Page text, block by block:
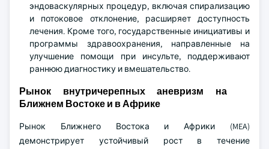
эндоваскулярных процедур, включая спирализацию
и потоковое отклонение, расширяет доступность
лечения. Кроме того, государственные инициативы и
программы здравоохранения, направленные на
улучшение помощи при инсульте, поддерживают
раннюю диагностику и вмешательство.
Рынок внутричерепных аневризм на
Ближнем Востоке и в Африке
Рынок Ближнего Востока и Африки (MEA)
демонстрирует устойчивый рост в течение